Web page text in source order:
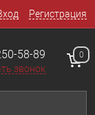
Регистрация
58-89
звонок
0